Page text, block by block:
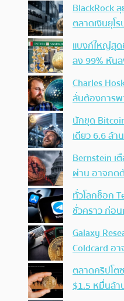
BlackRock
ตลาดเงินยุโ
แบงก์ใหญ่สุด
ลง 99% หัน
Charles
ลั่นต้องการพ
นักขุด
เดียว 6.6 ล้
Bernstein เ
ผ่าน อาจกด
ทั่วโลกช็อก
ชั่วคราว ก่อ
Galaxy
Coldcard อ
ตลาดคริปโต
$1.5 หมื่นล้